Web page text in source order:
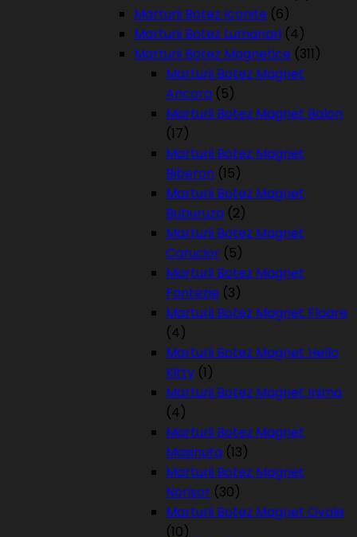
Marturii Botez Iconite (6)
Marturii Botez Lumanari (4)
Marturii Botez Magnetice (311)
Marturii Botez Magnet
Ancora (5)
Marturii Botez Magnet Balon
(17)
Marturii Botez Magnet
Biberon (15)
Marturii Botez Magnet
Buburuza (2)
Marturii Botez Magnet
Carucior (5)
Marturii Botez Magnet
Fantezie (3)
Marturii Botez Magnet Floare
(4)
Marturii Botez Magnet Hello
Kitty (1)
Marturii Botez Magnet Inima
(4)
Marturii Botez Magnet
Masinuta (13)
Marturii Botez Magnet
Norisor (30)
Marturii Botez Magnet Ovale
(10)